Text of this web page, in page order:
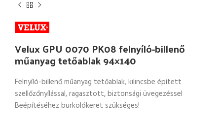
Velux GPU 0070 PK08 felnyíló-billenő
műanyag tetőablak 94×140
Felnyíló-billenő műanyag tetőablak, kilincsbe épített
szellőzőnyílással, ragasztott, biztonsági üvegezéssel
Beépítéséhez burkolókeret szükséges!